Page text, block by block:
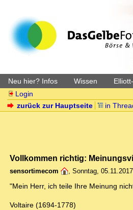
Neu hier? Infos Wissen
Login
zurück zur Hauptseite
in
Vollkommen richtig:
sensortimecom , Sonntag,
"Mein Herr, ich teile Ihre Meinung
Voltaire (1694-1778)